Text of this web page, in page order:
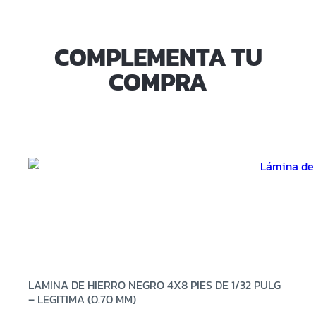
COMPLEMENTA TU
COMPRA
LAMINA DE HIERRO NEGRO 4X8 PIES DE 1/32 PULG
– LEGITIMA (0.70 MM)